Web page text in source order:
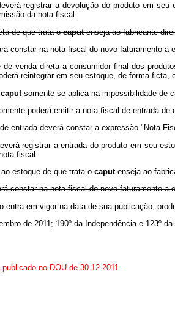
registrar a devolução do produto em
da nota fiscal.
de que trata ocaputenseja ao fabricante
constar na nota fiscal do novo faturamento a
de venda direta a consumidor final dos
reintegrar em seu estoque, de forma
caputsomente se aplica na impossibilidade de
poderá emitir a nota fiscal de entrada de
entrada deverá constar a expressão "Nota
registrar a entrada do produto em seu
fiscal.
ao estoque de que trata ocaputenseja ao
constar na nota fiscal do novo faturamento a
entra em vigor na data de sua publicação,
de 2011; 190º da Independência e 123º
no DOU de 30.12.2011